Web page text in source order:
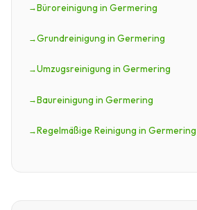
Büroreinigung in Germering
Grundreinigung in Germering
Umzugsreinigung in Germering
Baureinigung in Germering
Regelmäßige Reinigung in Germering